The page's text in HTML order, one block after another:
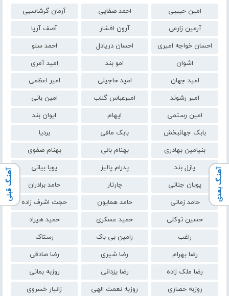
امین حبیبی احمد صفایی
آرمان گرشاسبی
آرمین زارعی
آرون افشار
آصف آریا
احسان خواجه امیری
احسان دریادل
احمد سلو
اشوان
امو بند
امید آمری
امید جهان
امید حاجیلی
امیر اعظمی
امیر رشوند
امیرعباس گلاب
امین بانی
امین رستمی
ایهام
ایوان بند
بابک جهانبخش
بابک مافی
بردیا
بنیامین بهادری
بهنام بانی
بهنام صفوی
پازل بند
پدرام پالیز
پویا بیاتی
پویان جناتی
چارتار
حامد برادران
حامد زمانی
حامد همایون
حجت اشرف زاده
حسین توکلی
حمید عسکری
حمید هیراد
راغب
رامین بی باک
رستاک
رضا بهرام
رضا شیری
رضا صادقی
رضا ملک زاده
رضا یزدانی
روزبه بمانی
روزبه حصاری
روزبه نعمت الهی
زانیار خسروی
آهنـگ بعدی آهنـگ قبلی